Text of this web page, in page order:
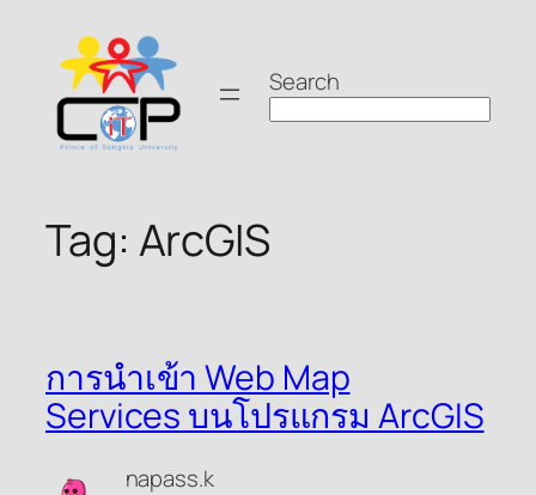
content
Search
Tag: ArcGIS
การนำเข้า Web Map
Services บนโปรแกรม ArcGIS
napass.k